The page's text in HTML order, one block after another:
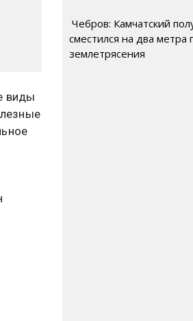
виды
Чебров: Камчатский
сместился на два метра
землетрясения